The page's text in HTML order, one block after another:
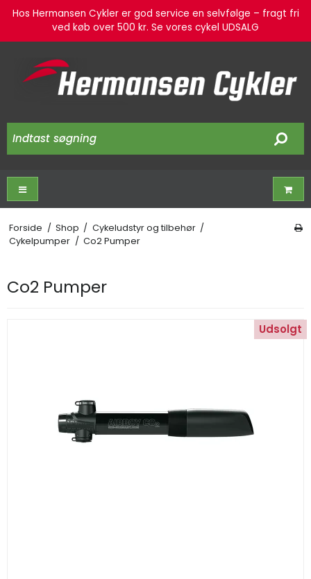
Hos Hermansen Cykler er god service en selvfølge – fragt fri
ved køb over 500 kr. Se vores cykel UDSALG
Forside / Shop / Cykeludstyr og tilbehør /
Cykelpumper / Co2 Pumper
Co2 Pumper
Udsolgt